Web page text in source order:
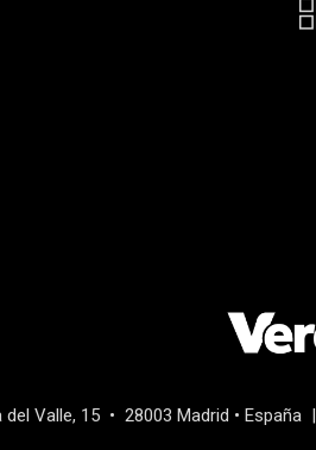
del Valle, 15 • 28003 Madrid •